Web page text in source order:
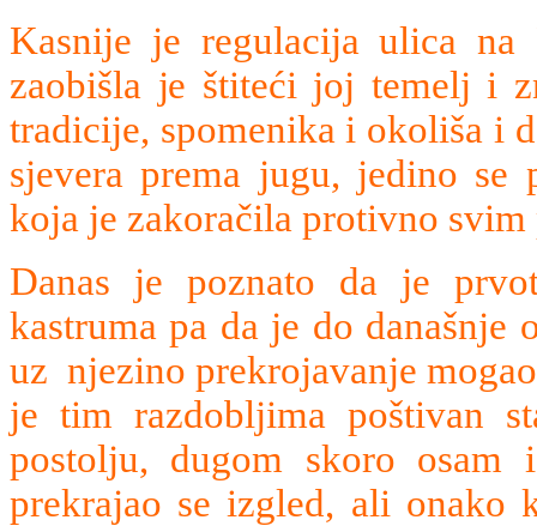
Kasnije je regulacija ulica na
zaobišla je štiteći joj temelj i
tradicije, spomenika i okoliša i
sjevera prema jugu, jedino se
koja je zakoračila protivno
Danas je poznato da je
kastruma pa da je do
uz njezino prekrojavanje
je tim razdobljima poštivan
postolju, dugom skoro osam
prekrajao se izgled, ali onako